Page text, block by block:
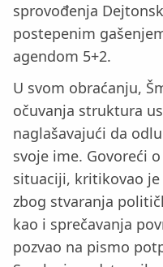
sprovođenja
postepenim
agendom 5+2.
U svom obraćanju,
očuvanja struktura
naglašavajući da
svoje ime. Govoreći
situaciji, kritikovao je
zbog stvaranja
kao i sprečavanja
pozvao na pismo